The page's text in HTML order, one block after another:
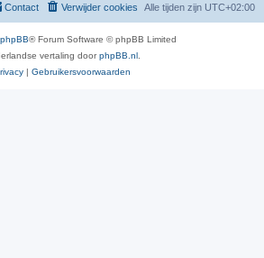
Alle tijden zijn UTC+02:00
Verwijder cookies
Contact
phpBB® Forum Software © phpBB Limited
vertaling doorphpBB.nl
| Gebruikersvoorwaarden